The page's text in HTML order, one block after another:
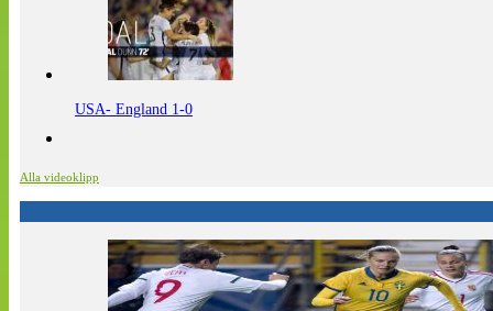
USA- England 1-0
Alla videoklipp